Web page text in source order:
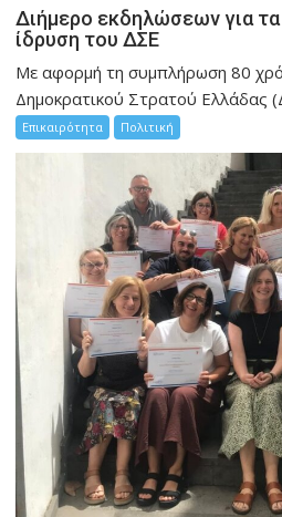
Διήμερο εκδηλώσεων για τα
ίδρυση του ΔΣΕ
Με αφορμή τη συμπλήρωση 80
Δημοκρατικού Στρατού Ελλάδας
Επικαιρότητα Πολιτική